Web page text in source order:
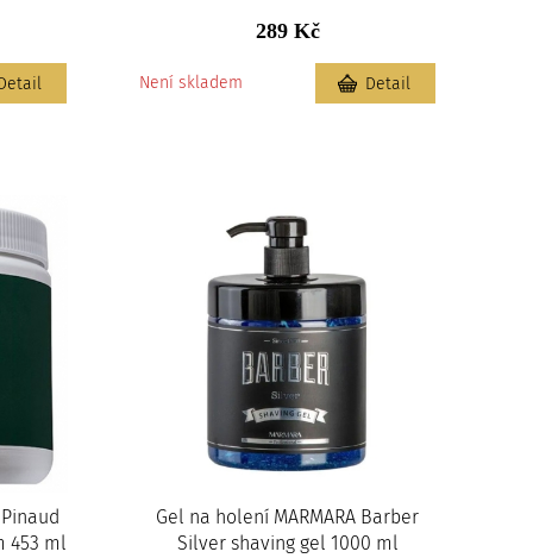
289 Kč
Není skladem Detail
453 ml
Gel na holení MARMARA Barber
Silver shaving gel 1000 ml